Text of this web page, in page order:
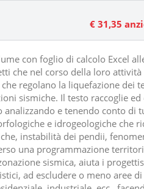
€ 31,35
con foglio di calcolo Excel
che nel corso della loro
che regolano la liquefazione dei
sismiche. Il testo raccoglie
analizzando e tenendo conto di
e idrogeologiche che
instabilità dei pendii,
una programmazione
sismica, aiuta i
ad escludere o meno aree